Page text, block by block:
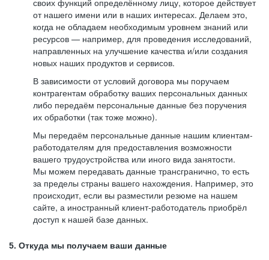
своих функций определённому лицу, которое действует
от нашего имени или в наших интересах. Делаем это,
когда не обладаем необходимым уровнем знаний или
ресурсов — например, для проведения исследований,
направленных на улучшение качества и/или создания
новых наших продуктов и сервисов.
В зависимости от условий договора мы поручаем
контрагентам обработку ваших персональных данных
либо передаём персональные данные без поручения
их обработки (так тоже можно).
Мы передаём персональные данные нашим клиентам-
работодателям для предоставления возможности
вашего трудоустройства или иного вида занятости.
Мы можем передавать данные трансгранично, то есть
за пределы страны вашего нахождения. Например, это
происходит, если вы разместили резюме на нашем
сайте, а иностранный клиент-работодатель приобрёл
доступ к нашей базе данных.
5. Откуда мы получаем ваши данные